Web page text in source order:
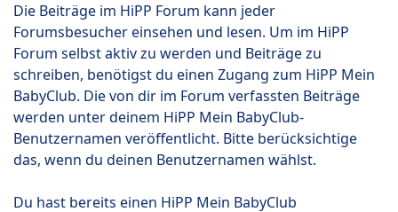
Die Beiträge im HiPP Forum kann jeder
Forumsbesucher einsehen und lesen. Um im HiPP
Forum selbst aktiv zu werden und Beiträge zu
schreiben, benötigst du einen Zugang zum HiPP Mein
BabyClub. Die von dir im Forum verfassten Beiträge
werden unter deinem HiPP Mein BabyClub-
Benutzernamen veröffentlicht. Bitte berücksichtige
das, wenn du deinen Benutzernamen wählst.
Du hast bereits einen HiPP Mein BabyClub